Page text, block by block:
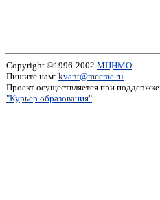
Copyright ©1996-2002 МЦНМО
Пишите нам: kvant@mccme.ru
Проект осуществляется при поддержке
"Курьер образования"